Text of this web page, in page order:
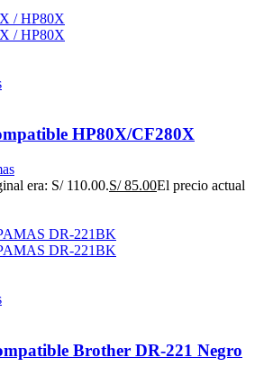
HP80X/CF280X
era: S/ 110.00.S/85.00El precio actual
Brother DR-221 Negro